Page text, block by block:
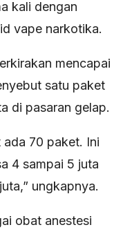
kali dengan
vape narkotika.
mencapai
satu paket
di pasaran gelap.
70 paket. Ini
4 sampai 5 juta
ungkapnya.
obat anestesi